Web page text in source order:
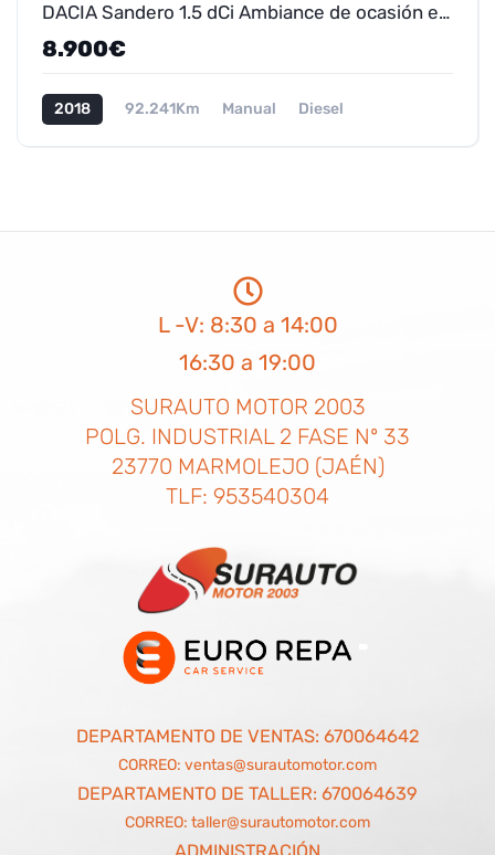
DACIA Sandero 1.5 dCi Ambiance de ocasión en Marmolejo - ¡Oferta 7.900€!
8.900€
2018 92.241Km Manual Diesel
L -V: 8:30 a 14:00
16:30 a 19:00
SURAUTO MOTOR 2003
POLG. INDUSTRIAL 2 FASE Nº 33
23770 MARMOLEJO (JAÉN)
TLF: 953540304
DEPARTAMENTO DE VENTAS: 670064642
CORREO: ventas@surautomotor.com
DEPARTAMENTO DE TALLER: 670064639
CORREO: taller@surautomotor.com
ADMINISTRACIÓN